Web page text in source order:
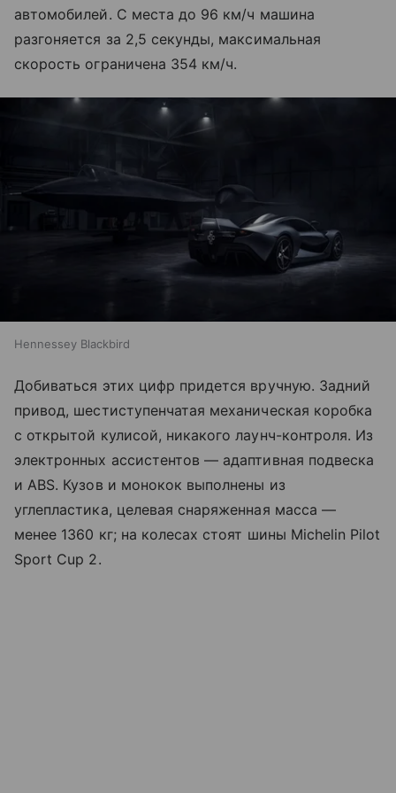
автомобилей. С места до 96 км/ч машина
разгоняется за 2,5 секунды, максимальная
скорость ограничена 354 км/ч.
Hennessey Blackbird
Добиваться этих цифр придется вручную. Задний
привод, шестиступенчатая механическая коробка
с открытой кулисой, никакого лаунч-контроля. Из
электронных ассистентов — адаптивная подвеска
и ABS. Кузов и монокок выполнены из
углепластика, целевая снаряженная масса —
менее 1360 кг; на колесах стоят шины Michelin Pilot
Sport Cup 2.